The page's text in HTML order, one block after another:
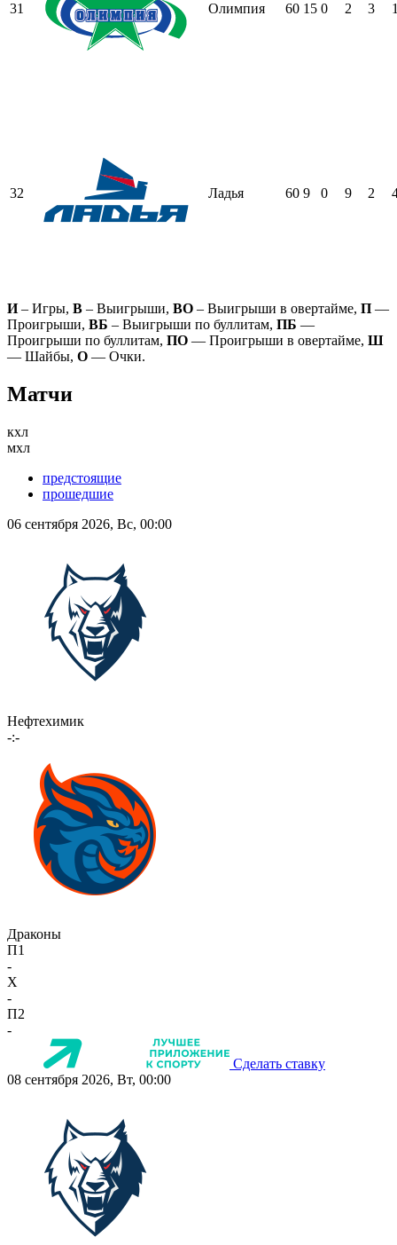
31 Олимпия 60 15 0 2 3
32 Ладья 60 9 0 9 2
И– Игры, В – Выигрыши, ВО – Выигрыши в овертайме, П —
Проигрыши, ВБ – Выигрыши по буллитам, ПБ —
Проигрыши по буллитам, ПО — Проигрыши в овертайме, Ш
— Шайбы, О — Очки.
Матчи
кхл
мхл
предстоящие
прошедшие
06 сентября 2026, Вс, 00:00
Нефтехимик
-:-
Драконы
П1
-
X
-
П2
-
Сделать ставку
08 сентября 2026, Вт, 00:00